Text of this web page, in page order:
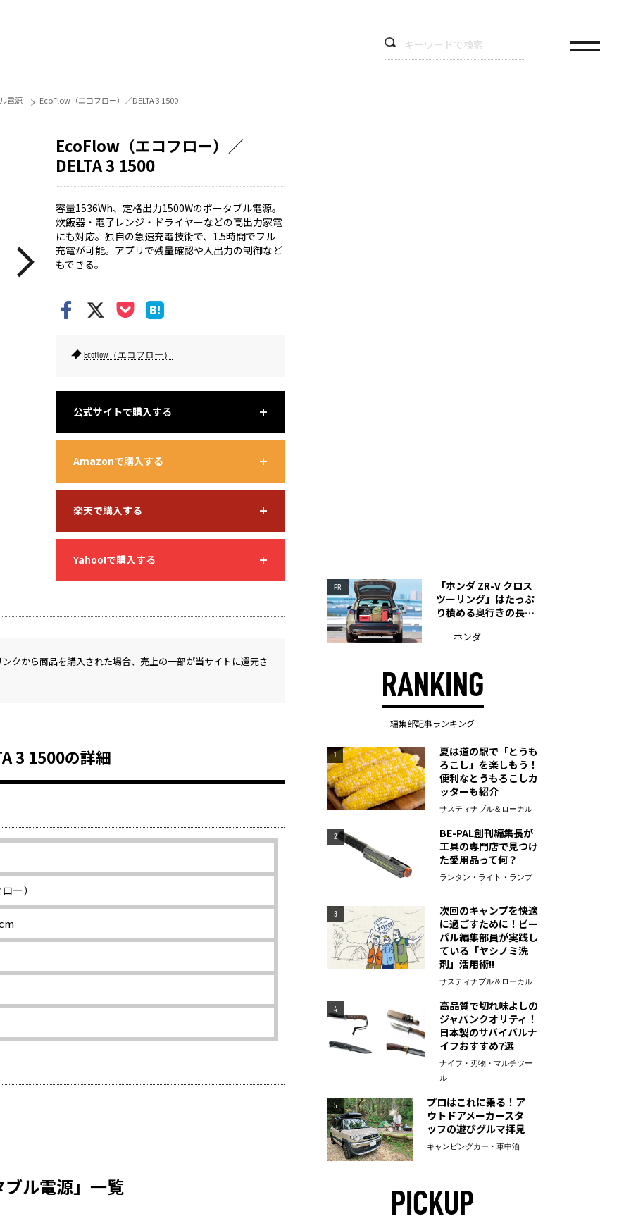
電源 EcoFlow（エコフロー）／DELTA 3 1500
EcoFlow（エコフロー）／
DELTA 3 1500
容量1536Wh、定格出力1500Wのポータブル電源。
炊飯器・電子レンジ・ドライヤーなどの高出力家電
にも対応。独自の急速充電技術で、1.5時間でフル
充電が可能。アプリで残量確認や入出力の制御など
もできる。
Ecoflow（エコフロー）
公式サイトで購入する
Amazonで購入する
楽天で購入する
Yahoo!で購入する
クから商品を購入された場合、売上の一部が当サイトに還元さ
3 1500の詳細
ー）
ル電源」一覧
PR
「ホンダ ZR-V クロス
ツーリング」はたっぷ
り積める奥行きの長い
ホンダ
RANKING
編集部記事ランキング
1
夏は道の駅で「とうも
ろこし」を楽しもう！
便利なとうもろこしカ
ッターも紹介
サスティナブル＆ローカル
2
BE-PAL創刊編集長が
工具の専門店で見つけ
た愛用品って何？
ランタン・ライト・ランプ
3
次回のキャンプを快適
に過ごすために！ビー
パル編集部員が実践し
ている「ヤシノミ洗
剤」活用術!!
サスティナブル＆ローカル
4
高品質で切れ味よしの
ジャパンクオリティ！
日本製のサバイバルナ
イフおすすめ7選
ナイフ・刃物・マルチツー
ル
5
プロはこれに乗る！ア
ウトドアメーカースタ
ッフの遊びグルマ拝見
キャンピングカー・車中泊
PICKUP